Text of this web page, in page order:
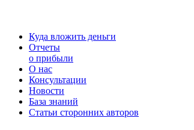
Куда вложить деньги
Отчеты
о прибыли
О нас
Консультации
Новости
База знаний
Статьи сторонних авторов